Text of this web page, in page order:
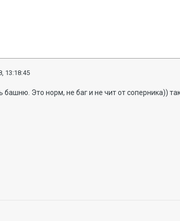
13:18:45
башню. Это норм, не баг и не чит от соперника))